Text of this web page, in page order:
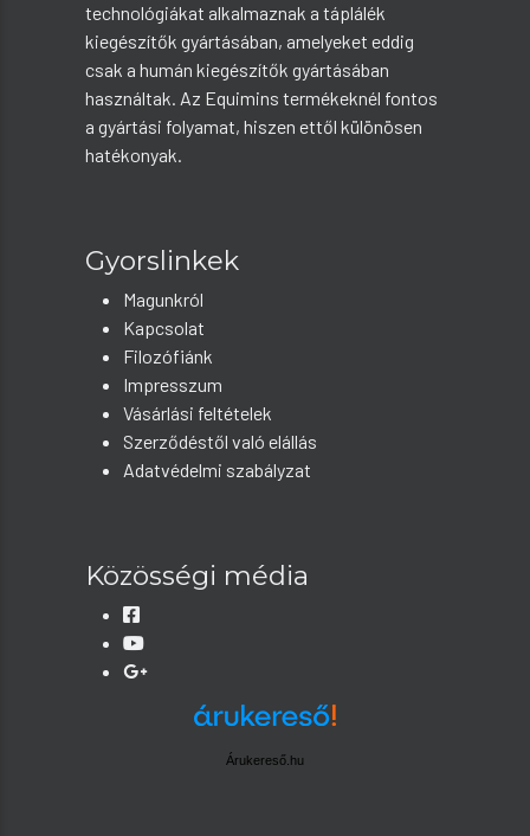
technológiákat alkalmaznak a táplálék
kiegészítők gyártásában, amelyeket eddig
csak a humán kiegészítők gyártásában
használtak. Az Equimins termékeknél fontos
a gyártási folyamat, hiszen ettől különösen
hatékonyak.
Gyorslinkek
Magunkról
Kapcsolat
Filozófiánk
Impresszum
Vásárlási feltételek
Szerződéstől való elállás
Adatvédelmi szabályzat
Közösségi média
Árukereső.hu